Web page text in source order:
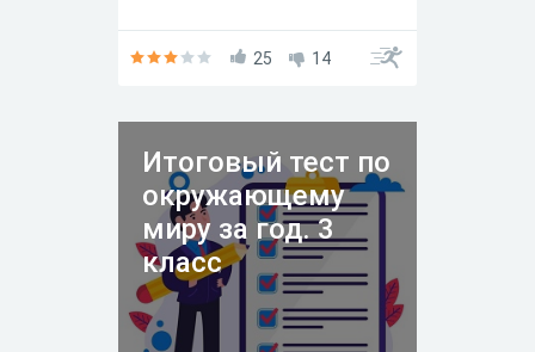
25 14
Итоговый тест по
окружающему
миру за год. 3
класс